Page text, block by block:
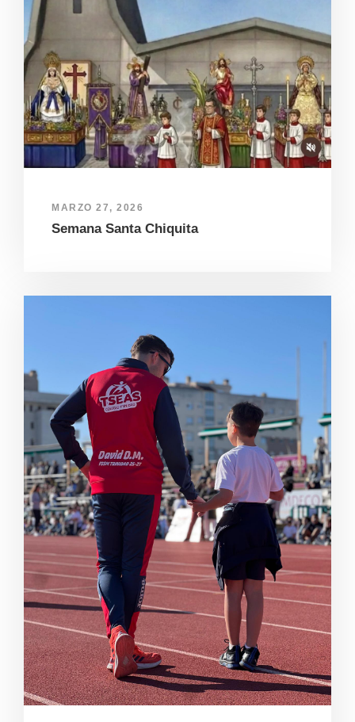
MARZO 27, 2026
Semana Santa Chiquita